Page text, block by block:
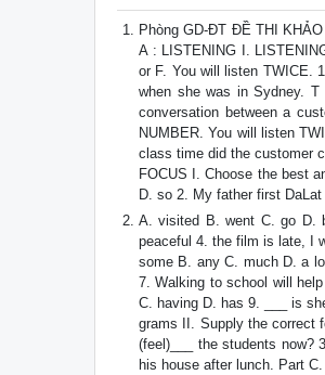
Phòng GD-ĐT ĐỀ THI
A : LISTENING I.
or F. You will listen TWICE.
when she was in Sydney.
conversation between a
NUMBER. You will listen
class time did the customer
FOCUS I. Choose the best
D. so 2. My father first DaLat
A. visited B. went C. go D.
peaceful 4. the film is late, I
some B. any C. much D. a
7. Walking to school will
C. having D. has 9. ___ is
grams II. Supply the correct
(feel)___ the students now?
his house after lunch. Part